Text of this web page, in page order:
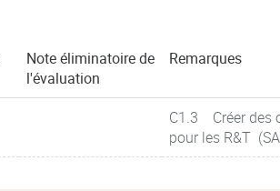
Note éliminatoire de
l'évaluation
Remarques
C1.3 Créer des
pour les R&T